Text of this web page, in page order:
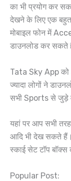
का भी प्रयोग कर
देखने के लिए एक
मोबाइल फोन में
डाउनलोड कर सकते
Tata Sky App को
ज्यादा लोगों ने
सभी Sports से जुड़े
यहां पर आप सभी तरह
आदि भी देख सकते
स्काई सेट टॉप बॉक्स
Popular Post: